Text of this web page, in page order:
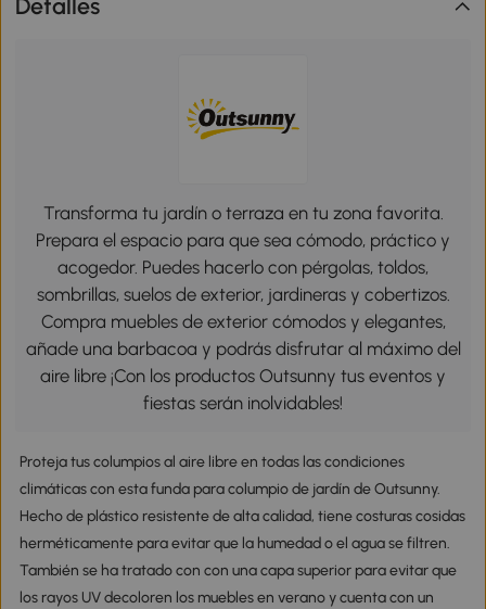
Detalles
Transforma tu jardín o terraza en tu zona favorita.
Prepara el espacio para que sea cómodo, práctico y
acogedor. Puedes hacerlo con pérgolas, toldos,
sombrillas, suelos de exterior, jardineras y cobertizos.
Compra muebles de exterior cómodos y elegantes,
añade una barbacoa y podrás disfrutar al máximo del
aire libre ¡Con los productos Outsunny tus eventos y
fiestas serán inolvidables!
Proteja tus columpios al aire libre en todas las condiciones
climáticas con esta funda para columpio de jardín de Outsunny.
Hecho de plástico resistente de alta calidad, tiene costuras cosidas
herméticamente para evitar que la humedad o el agua se filtren.
También se ha tratado con con una capa superior para evitar que
los rayos UV decoloren los muebles en verano y cuenta con un